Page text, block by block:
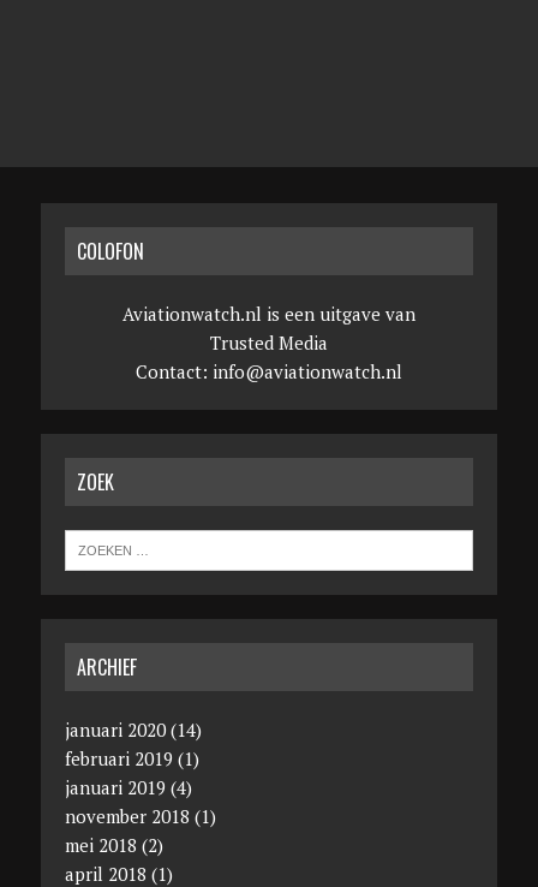
COLOFON
Aviationwatch.nl is een uitgave van
Trusted Media
Contact: info@aviationwatch.nl
ZOEK
ARCHIEF
januari 2020(14)
februari 2019 (1)
januari 2019 (4)
november 2018 (1)
mei 2018 (2)
april 2018 (1)